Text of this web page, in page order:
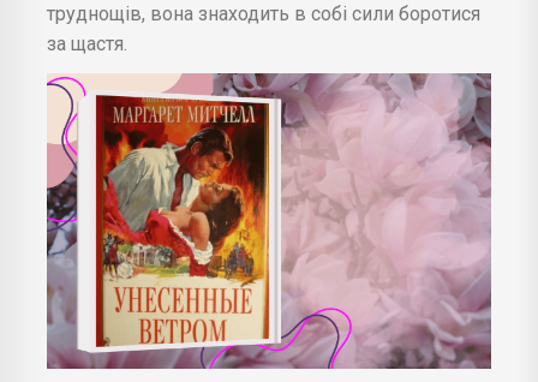
труднощів, вона знаходить в собі сили боротися
за щастя.